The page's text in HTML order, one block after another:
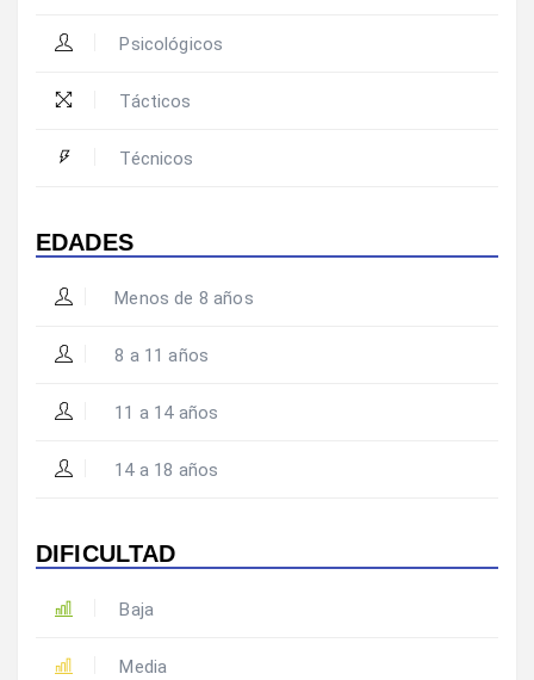
Psicológicos
Tácticos
Técnicos
EDADES
Menos de 8 años
8 a 11 años
11 a 14 años
14 a 18 años
DIFICULTAD
Baja
Media